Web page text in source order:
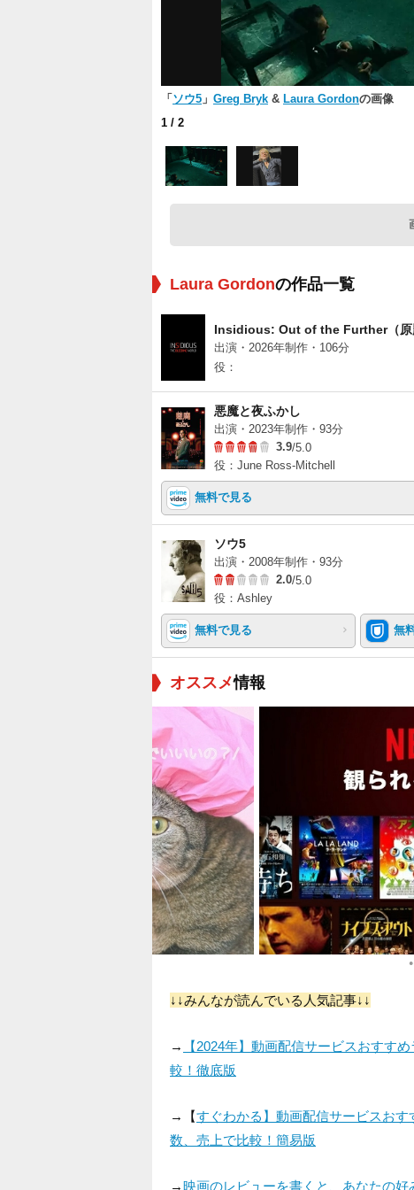
「 ソウ5 」 Greg Bryk & Laura Gordonの画像
1 / 2
Laura Gordonの作品一覧
Insidious: Out of the Further（原
出演・2026年制作・106分
役：
悪魔と夜ふかし
出演・2023年制作・93分
3.9/5.0
役：June Ross-Mitchell
無料で見る
ソウ5
出演・2008年制作・93分
2.0/5.0
役：Ashley
無料で見る 無
オススメ情報
●
↓↓みんなが読んでいる人気記事↓↓
→
【2024年】動画配信サービスおすす
較！徹底版
→【すぐわかる】動画配信サービスお
数、売上で比較！簡易版
→映画のレビューを書くと、あなたの好